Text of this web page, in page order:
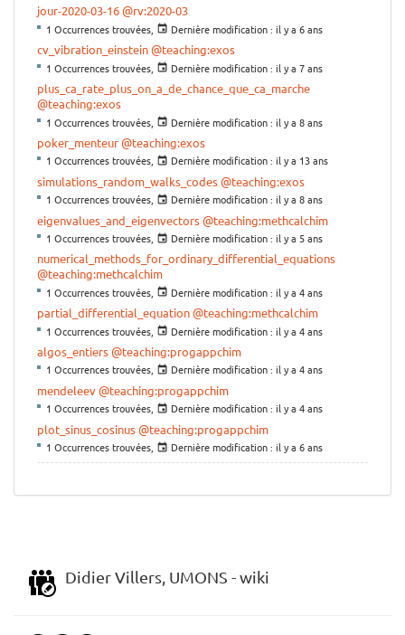
jour-2020-03-16@rv:2020-03
1 Occurrences trouvées, Dernière modification : il y a 6 ans
cv_vibration_einstein@teaching:exos
1 Occurrences trouvées, Dernière modification : il y a 7 ans
plus_ca_rate_plus_on_a_de_chance_que_ca_marche
@teaching:exos
1 Occurrences trouvées, Dernière modification : il y a 8 ans
poker_menteur@teaching:exos
1 Occurrences trouvées, Dernière modification : il y a 13 ans
simulations_random_walks_codes@teaching:exos
1 Occurrences trouvées, Dernière modification : il y a 8 ans
eigenvalues_and_eigenvectors@teaching:methcalchim
1 Occurrences trouvées, Dernière modification : il y a 5 ans
numerical_methods_for_ordinary_differential_equations
@teaching:methcalchim
1 Occurrences trouvées, Dernière modification : il y a 4 ans
partial_differential_equation@teaching:methcalchim
1 Occurrences trouvées, Dernière modification : il y a 4 ans
algos_entiers@teaching:progappchim
1 Occurrences trouvées, Dernière modification : il y a 4 ans
mendeleev@teaching:progappchim
1 Occurrences trouvées, Dernière modification : il y a 4 ans
plot_sinus_cosinus@teaching:progappchim
1 Occurrences trouvées, Dernière modification : il y a 6 ans
Didier Villers, UMONS - wiki